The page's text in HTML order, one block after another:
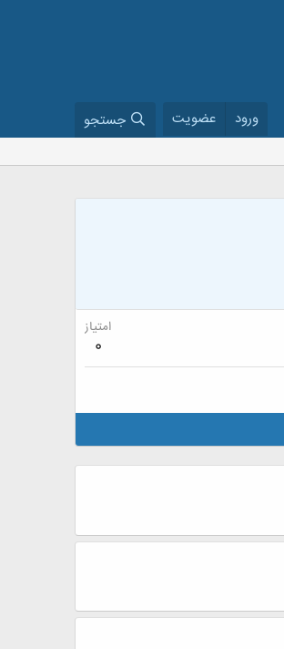
ورود عضویت جستجو
امتیاز
0